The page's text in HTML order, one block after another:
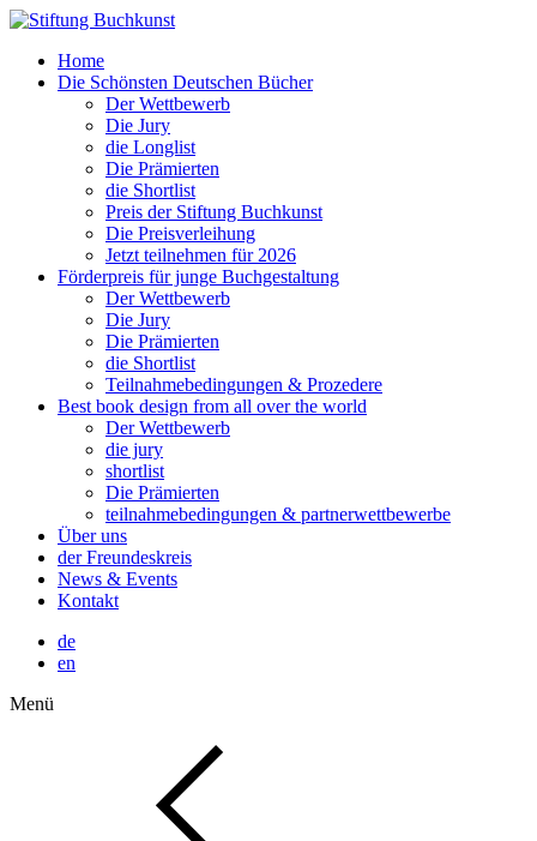
Home
Die Schönsten Deutschen Bücher
Der Wettbewerb
Die Jury
die Longlist
Die Prämierten
die Shortlist
Preis der Stiftung Buchkunst
Die Preisverleihung
Jetzt teilnehmen für 2026
Förderpreis für junge Buchgestaltung
Der Wettbewerb
Die Jury
Die Prämierten
die Shortlist
Teilnahmebedingungen & Prozedere
Best book design from all over the world
Der Wettbewerb
die jury
shortlist
Die Prämierten
teilnahmebedingungen & partnerwettbewerbe
Über uns
der Freundeskreis
News & Events
Kontakt
de
en
Menü